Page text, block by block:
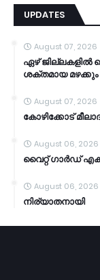
UPDATES
August 07, 2026
ഏഴ് ജില്ലകളില്‍
ശക്തമായ
August 07, 2026
കോഴിക്കോട്
August 06, 2026
വൈറ്റ് ഗാർഡ്
August 06, 2026
നിര്യാതനായി